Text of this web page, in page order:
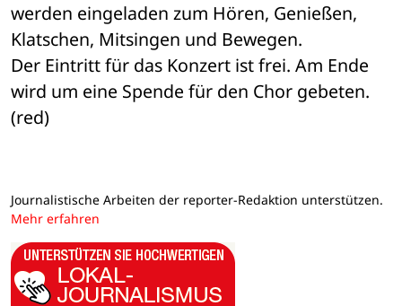
werden eingeladen zum Hören, Genießen,
Klatschen, Mitsingen und Bewegen.
Der Eintritt für das Konzert ist frei. Am Ende
wird um eine Spende für den Chor gebeten.
(red)
Journalistische Arbeiten der reporter-Redaktion unterstützen.
Mehr erfahren